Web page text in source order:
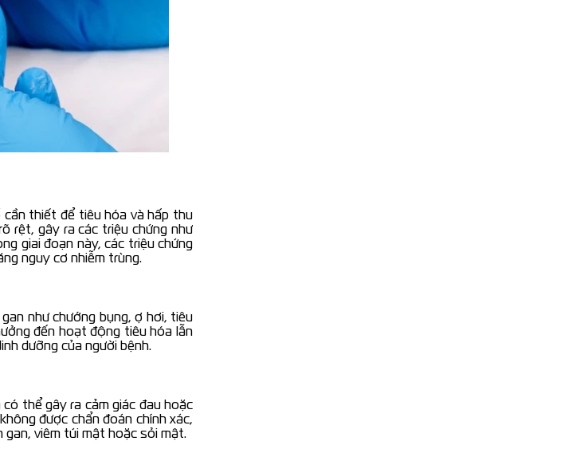
thiết để tiêu hóa và hấp thu
rệt, gây ra các triệu chứng như
giai đoạn này, các triệu chứng
nguy cơ nhiễm trùng.
như chướng bụng, ợ hơi, tiêu
đến hoạt động tiêu hóa lẫn
dưỡng của người bệnh.
thể gây ra cảm giác đau hoặc
được chẩn đoán chính xác,
viêm túi mật hoặc sỏi mật.